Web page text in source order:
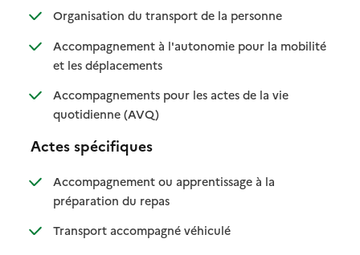
Organisation du transport de la personne: disponible
: non disponible
Accompagnement à l'autonomie pour la mobilité
et les déplacements: disponible
: non disponible
Accompagnements pour les actes de la vie
quotidienne (AVQ): disponible
: non disponible
Actes spécifiques
Accompagnement ou apprentissage à la
préparation du repas: disponible
: non disponible
Transport accompagné véhiculé: disponible
: non disponible